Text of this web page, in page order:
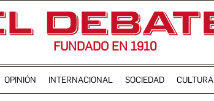
FUNDADO EN 1910
OPINIÓN INTERNACIONAL SOCIEDAD CULTURA